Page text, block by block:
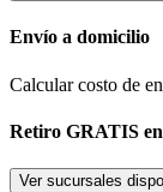
Envío a domicilio
Calcular costo de
Retiro GRATIS
Ver sucursales